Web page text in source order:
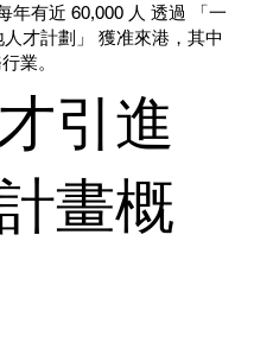
年有近 60,000 人 透過 「一
才計劃」 獲准來港，其中
業。
引進
畫概